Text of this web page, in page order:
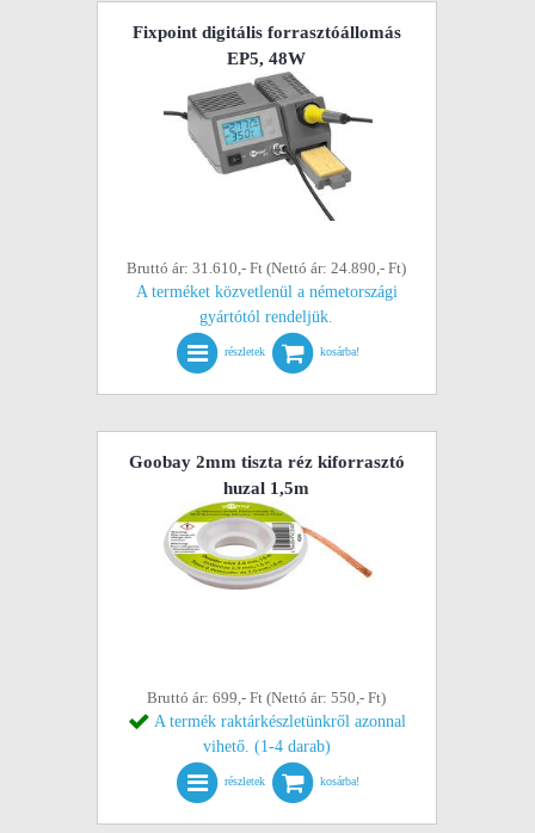
Fixpoint digitális forrasztóállomás
EP5, 48W
Bruttó ár: 31.610,- Ft (Nettó ár: 24.890,- Ft)
A terméket közvetlenül a németországi
gyártótól rendeljük.
részletek kosárba!
Goobay 2mm tiszta réz kiforrasztó
huzal 1,5m
Bruttó ár: 699,- Ft (Nettó ár: 550,- Ft)
A termék raktárkészletünkről azonnal
vihető. (1-4 darab)
részletek kosárba!